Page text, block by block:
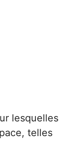
lesquelles
telles